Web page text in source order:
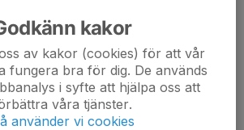
kakor
av kakor (cookies) för att vår
fungera bra för dig. De används
i syfte att hjälpa oss att
våra tjänster.
använder vi cookies